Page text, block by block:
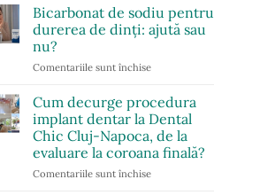
este
mai
bun
dentar
invizibil
sau
bracketii
clasici?
Bicarbonat de sodiu pentru
durerea de dinți: ajută sau
nu?
Comentariile sunt închise
de
sodiu
pentru
durerea
de
Cum decurge procedura
implant dentar la Dental
Chic Cluj-Napoca, de la
evaluare la coroana finală?
Comentariile sunt închise